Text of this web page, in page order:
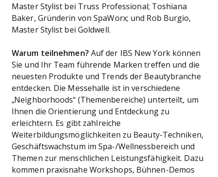
Master Stylist bei Truss Professional; Toshiana
Baker, Gründerin von SpaWorx; und Rob Burgio,
Master Stylist bei Goldwell.
Warum teilnehmen? Auf der IBS New York können
Sie und Ihr Team führende Marken treffen und die
neuesten Produkte und Trends der Beautybranche
entdecken. Die Messehalle ist in verschiedene
„Neighborhoods“ (Themenbereiche) unterteilt, um
Ihnen die Orientierung und Entdeckung zu
erleichtern. Es gibt zahlreiche
Weiterbildungsmöglichkeiten zu Beauty-Techniken,
Geschäftswachstum im Spa-/Wellnessbereich und
Themen zur menschlichen Leistungsfähigkeit. Dazu
kommen praxisnahe Workshops, Bühnen-Demos